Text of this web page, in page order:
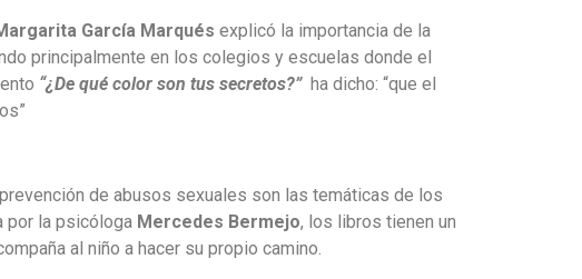
García Marqués explicó la importancia de la
principalmente en los colegios y escuelas donde el
“¿De qué color son tus secretos?” ha dicho: “que el
de abusos sexuales son las temáticas de los
por la psicólogaMercedes Bermejo, los libros tienen un
al niño a hacer su propio camino.